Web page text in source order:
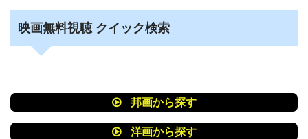
映画無料視聴 クイック検索
邦画から探す
洋画から探す